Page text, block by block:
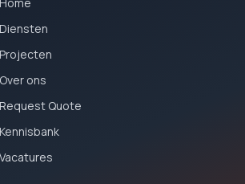
Diensten
Projecten
Over ons
Request Quote
Kennisbank
Vacatures